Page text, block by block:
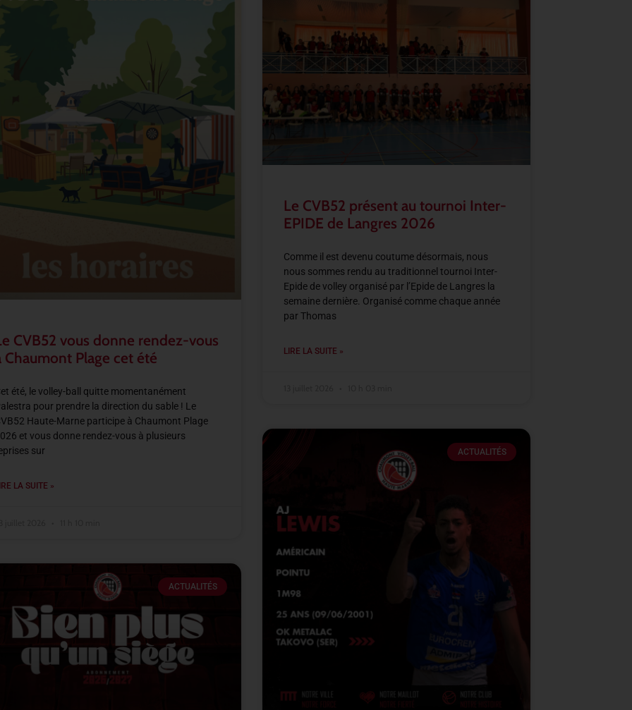
CVB52 vous donne rendez-vous
Chaumont Plage cet été
été, le volley-ball quitte momentanément
pour prendre la direction du sable ! Le
Haute-Marne participe à Chaumont Plage
et vous donne rendez-vous à plusieurs
sur
LA SUITE »
Le CVB52 présent au tournoi Inter-
EPIDE de Langres 2026
Comme il est devenu coutume désormais, nous
nous sommes rendu au traditionnel tournoi Inter-
Epide de volley organisé par l’Epide de Langres la
semaine dernière. Organisé comme chaque année
par Thomas
LIRE LA SUITE »
ACTUALITÉS
ACTUALITÉS